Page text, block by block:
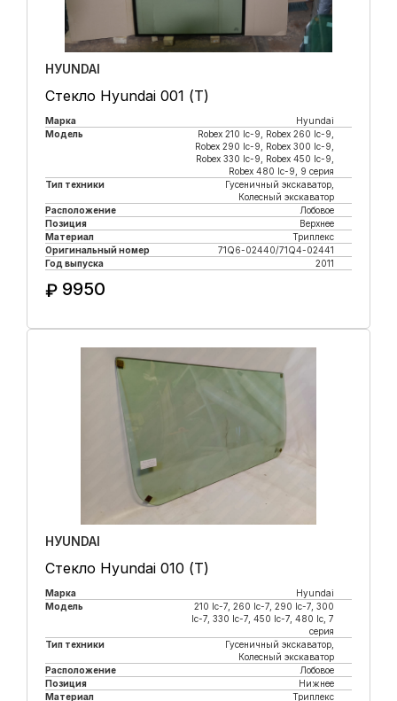
HУUNDAI
Стекло Hyundai 001 (Т)
Марка
Hyundai
Модель
Robeх 210 lc-9, Robex 260 lc-9,
Robex 290 lc-9, Robex 300 lc-9,
Robex 330 lc-9, Robex 450 lc-9,
Robex 480 lc-9, 9 серия
Тип техники
Гусеничный экскаватор,
Колесный экскаватор
Расположение
Лобовое
Позиция
Верхнее
Материал
Триплекс
Оригинальный номер
71Q6-02440/71Q4-02441
Год выпуска
2011
₽ 9950
HУUNDAI
Стекло Hyundai 010 (Т)
Марка
Hyundai
Модель
210 lc-7, 260 lc-7, 290 lc-7, 300
lc-7, 330 lc-7, 450 lc-7, 480 lc, 7
серия
Тип техники
Гусеничный экскаватор,
Колесный экскаватор
Расположение
Лобовое
Позиция
Нижнее
Материал
Триплекс